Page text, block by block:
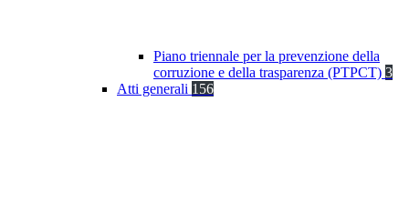
Piano triennale per la prevenzione della
corruzione e della trasparenza (PTPCT) 3
Atti generali 156